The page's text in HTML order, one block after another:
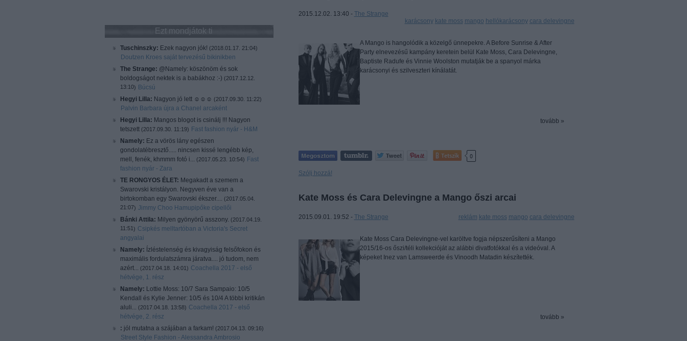
Ezt mondjátok ti
Tuschinszky: Ezek nagyon jók! (2018.01.17. 21:04)
Doutzen Kroes saját tervezésű bikinikben
The Strange: @Namely: köszönöm és sok
boldogságot nektek is a babákhoz :-) (2017.12.12.
13:10) Búcsú
Hegyi Lilla: Nagyon jó lett ☺️☺️☺️ (2017.09.30. 11:22)
Palvin Barbara újra a Chanel arcaként
Hegyi Lilla: Mangos blogot is csinálj !!! Nagyon
tetszett (2017.09.30. 11:19) Fast fashion nyár - H&M
Namely: Ez a vörös lány egészen
gondolatébresztő..... nincsen kissé lengébb kép,
mell, fenék, khmmm fotó i... (2017.05.23. 10:54) Fast
fashion nyár - Zara
TE RONGYOS ÉLET: Megakadt a szemem a
Swarovski kristályon. Negyven éve van a
birtokomban egy Swarovski ékszer.... (2017.05.04.
21:07) Jimmy Choo Hamupipőke cipellői
Bánki Attila: Milyen gyönyörű asszony. (2017.04.19.
11:51) Csipkés melltartóban a Victoria's Secret
angyalai
Namely: Ízléstelenség és kivagyiság felsőfokon és
maximális fordulatszámra járatva.... jó tudom, nem
azért... (2017.04.18. 14:01) Coachella 2017 - első
hétvége, 1. rész
Namely: Lottie Moss: 10/7 Sara Sampaio: 10/5
Kendall és Kylie Jenner: 10/5 és 10/4 A többi kritikán
aluli... (2017.04.18. 13:58) Coachella 2017 - első
hétvége, 2. rész
: jól mutatna a szájában a farkam! (2017.04.13. 09:16)
Street Style Fashion - Alessandra Ambrosio
2015.12.02. 13:40 - The Strange
karácsony kate moss mango hellókarácsony cara delevingne
A Mango is hangolódik a közelgő ünnepekre. A Before Sunrise & After
Party elnevezésű kampány keretein belül Kate Moss, Cara Delevingne,
Baptiste Radufe és Vinnie Woolston mutatják be a spanyol márka
karácsonyi és szilveszteri kínálatát.
tovább »
Tetszik 0
Szólj hozzá!
Kate Moss és Cara Delevingne a Mango őszi arcai
2015.09.01. 19:52 - The Strange reklám kate moss mango cara delevingne
Kate Moss Cara Delevingne-vel karöltve fogja népszerűsíteni a Mango
2015/16-os őszi/téli kollekcióját az alábbi divatfotókkal és a videóval. A
képeket Inez van Lamsweerde és Vinoodh Matadin készítették.
tovább »